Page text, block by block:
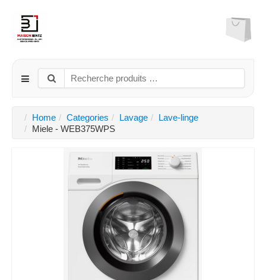
Home Categories Lavage
Lave-linge
Miele - WEB375WPS